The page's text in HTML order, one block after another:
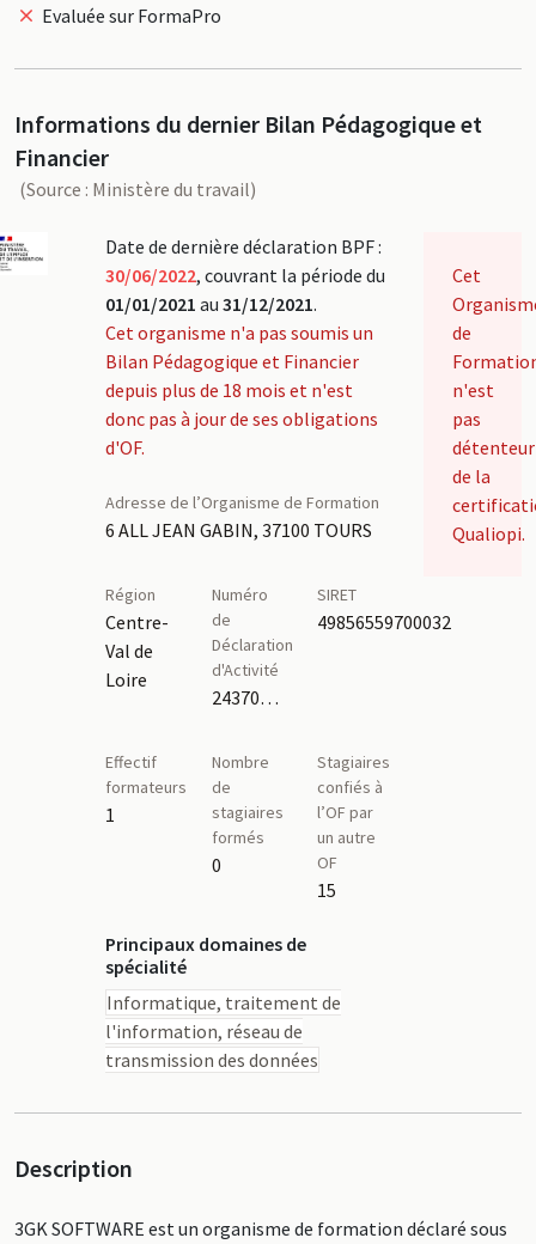
Evaluée sur FormaPro
Informations du dernier Bilan Pédagogique et
Financier
(Source : Ministère du travail)
Date de dernière déclaration BPF :
30/06/2022, couvrant la période du
01/01/2021 au 31/12/2021.
Cet organisme n'a pas soumis un
Bilan Pédagogique et Financier
depuis plus de 18 mois et n'est
donc pas à jour de ses obligations
d'OF.
Adresse de l’Organisme de Formation
6 ALL JEAN GABIN, 37100 TOURS
Région
Centre-
Val de
Loire
Numéro
de
Déclaration
d'Activité
24370435937,24370410537
SIRET
49856559700032
Effectif
formateurs
1
Nombre
de
stagiaires
formés
0
Stagiaires
confiés à
l’OF par
un autre
OF
15
Principaux domaines de
spécialité
Informatique, traitement de
l'information, réseau de
transmission des données
Cet
de
n'est
pas
détenteur
de la
Qualiopi.
Description
3GK SOFTWARE est un organisme de formation déclaré sous